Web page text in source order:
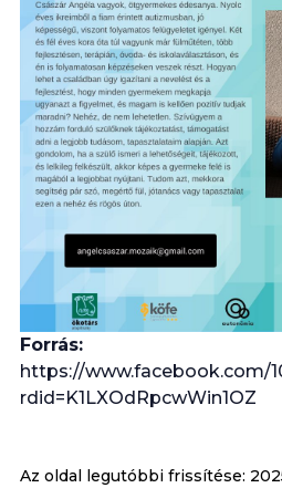
Forrás:
https://www.facebook.com/
rdid=K1LXOdRpcwWin1OZ
Az oldal legutóbbi frissítése: